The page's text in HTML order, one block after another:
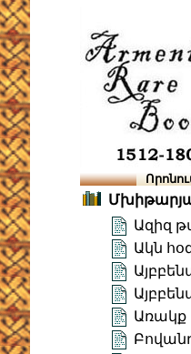
Ազիզ
Ակն
Առակք